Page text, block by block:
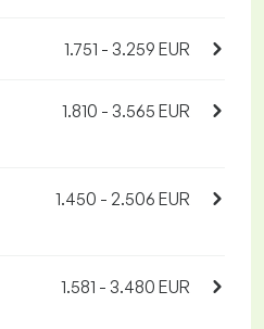
1.751 - 3.259 EUR
1.810 - 3.565 EUR
1.450 - 2.506 EUR
1.581 - 3.480 EUR